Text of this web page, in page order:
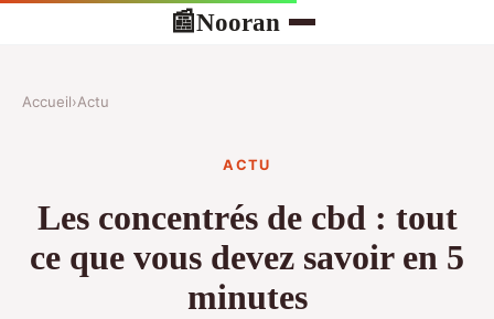
📰Nooran
Accueil›Actu
ACTU
Les concentrés de cbd : tout
ce que vous devez savoir en 5
minutes